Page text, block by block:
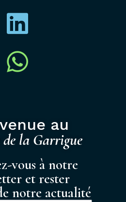
au
la Garrigue
vous à notre
et rester
notre actualité